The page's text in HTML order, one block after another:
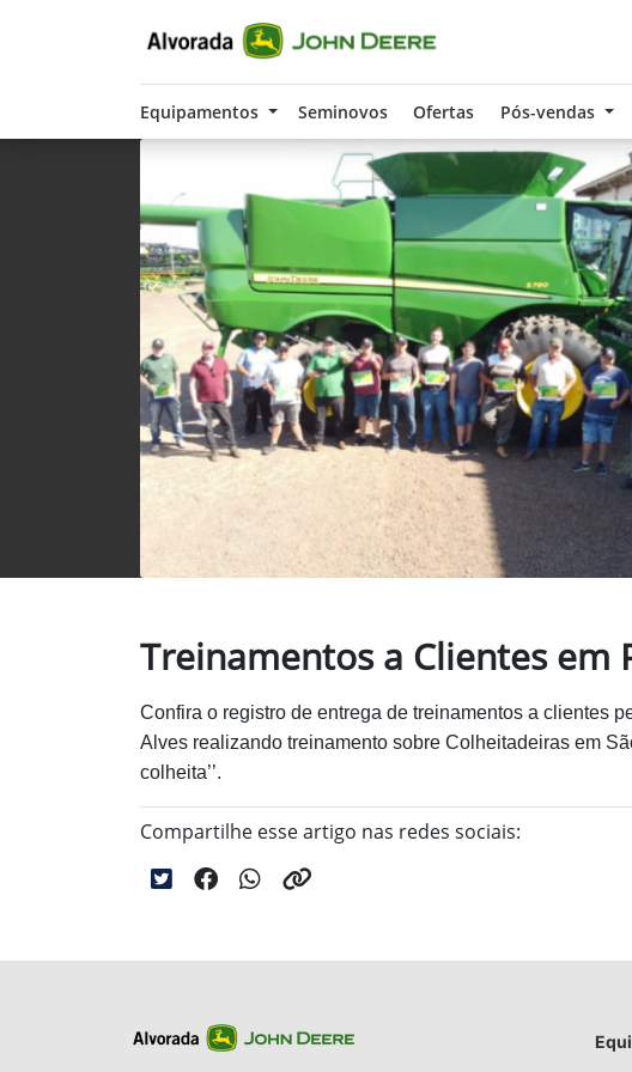
Equipamentos Seminovos Ofertas Pós-vendas
Treinamentos a Clientes em
Confira o registro de entrega de treinamentos a clientes
Alves realizando treinamento sobre Colheitadeiras em
colheita’’.
Compartilhe esse artigo nas redes sociais: